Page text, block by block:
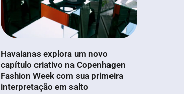
Havaianas explora um novo
capítulo criativo na Copenhagen
Fashion Week com sua primeira
interpretação em salto